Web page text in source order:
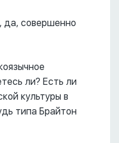
да, совершенно
ли? Есть ли
культуры в
типа Брайтон